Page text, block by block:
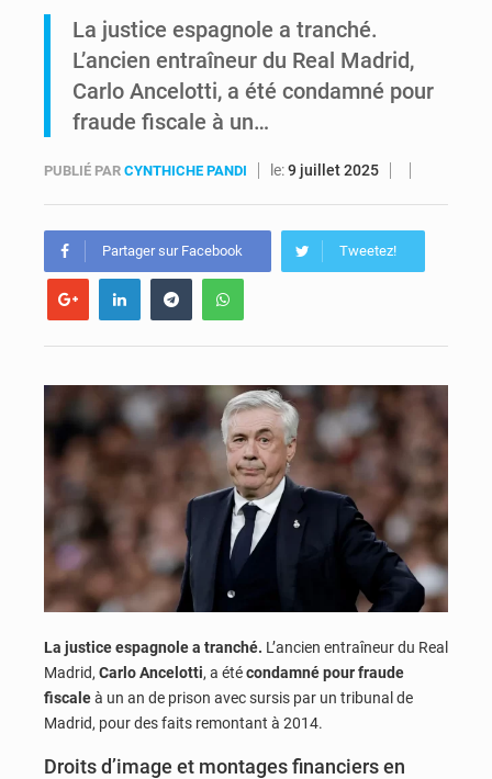
La justice espagnole a tranché.
L’ancien entraîneur du Real Madrid,
Carlo Ancelotti, a été condamné pour
fraude fiscale à un…
PUBLIÉ PAR CYNTHICHE PANDI le:9 juillet 2025
Partager sur Facebook Tweetez!
La justice espagnole a tranché. L’ancien entraîneur du Real
Madrid, Carlo Ancelotti, a étécondamné pour fraude
fiscaleà un an de prison avec sursis par un tribunal de
Madrid, pour des faits remontant à 2014.
Droits d’image et montages financiers en